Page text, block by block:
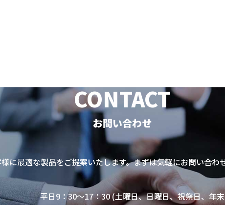
CONTACT
お問い合わせ
に最適な製品をご提案いたします。まずは気軽にお問い合わ
平日9：30～17：30 (土曜日、日曜日、祝祭日、年